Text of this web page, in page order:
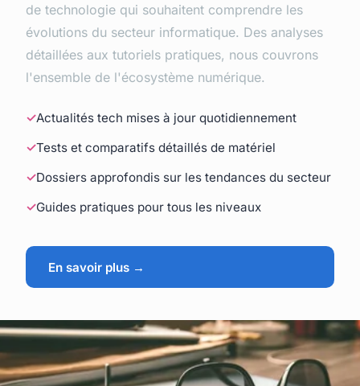
de technologie qui souhaitent comprendre les
évolutions du secteur informatique. Des analyses
détaillées aux tutoriels pratiques, nous couvrons
l'ensemble de l'écosystème numérique.
Actualités tech mises à jour quotidiennement
Tests et comparatifs détaillés de matériel
Dossiers approfondis sur les tendances du secteur
Guides pratiques pour tous les niveaux
En savoir plus →